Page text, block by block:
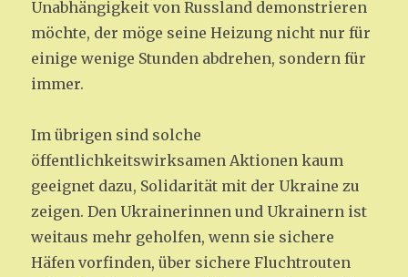
Unabhängigkeit von Russland demonstrieren
möchte, der möge seine Heizung nicht nur für
einige wenige Stunden abdrehen, sondern für
immer.
Im übrigen sind solche
öffentlichkeitswirksamen Aktionen kaum
geeignet dazu, Solidarität mit der Ukraine zu
zeigen. Den Ukrainerinnen und Ukrainern ist
weitaus mehr geholfen, wenn sie sichere
Häfen vorfinden, über sichere Fluchtrouten